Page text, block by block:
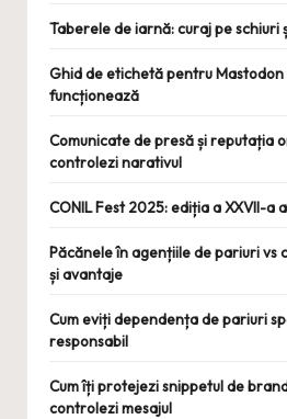
Taberele de iarnă: curaj pe schiuri
Ghid de etichetă pentru Mastodon
funcționează
Comunicate de presă și reputația
controlezi narativul
CONIL Fest 2025: ediția a XXVII-a
Păcănele în agențiile de pariuri vs
și avantaje
Cum eviți dependența de pariuri
responsabil
Cum îți protejezi snippetul de
controlezi mesajul